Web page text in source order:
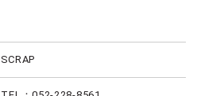
SCRAP